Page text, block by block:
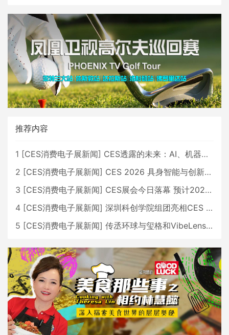
推荐内容
1 [CES消费电子展新闻] CES透露的未来：AI、机器人与智能生活大爆发
2 [CES消费电子展新闻] CES 2026 具身智能与创新领域 中国公司大放异彩
3 [CES消费电子展新闻] CES展会今日落幕 预计2026行业收入将超五千亿美元
4 [CES消费电子展新闻] 深圳科创学院组团亮相CES 广受好评
5 [CES消费电子展新闻] 传丞环球与玺格和VibeLens共同推出全新耳机